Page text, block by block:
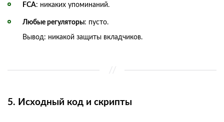
FCA: никаких упоминаний.
Любые регуляторы: пусто.
Вывод: никакой защиты вкладчиков.
5. Исходный код и скрипты